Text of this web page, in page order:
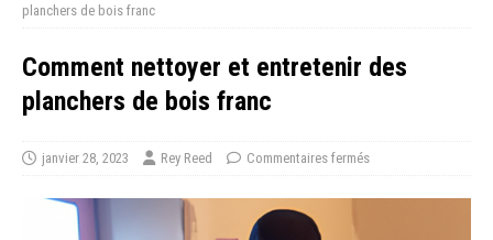
planchers de bois franc
Comment nettoyer et entretenir des
planchers de bois franc
janvier 28, 2023 Rey Reed Commentaires fermés